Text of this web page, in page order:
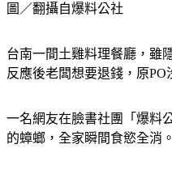
圖／翻攝自爆料公社
台南一間土雞料理餐廳，雖
反應後老闆想要退錢，原
一名網友在臉書社團「爆料
的蟑螂，全家瞬間食慾全消。